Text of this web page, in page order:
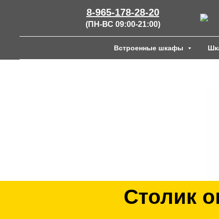
8-965-178-28-20
(ПН-ВС 09:00-21:00)
Встроенные шкафы
Столик